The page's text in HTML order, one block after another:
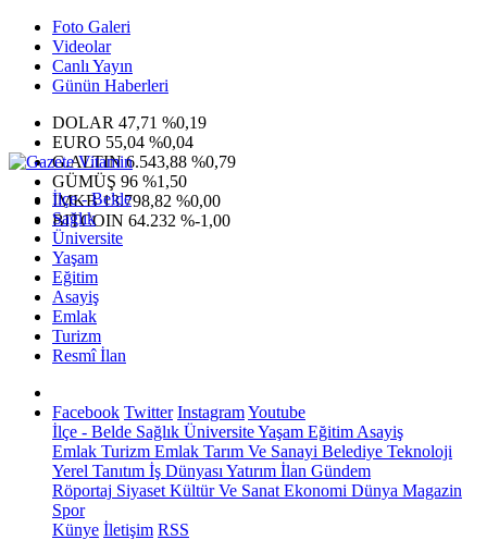
Foto Galeri
Videolar
Canlı Yayın
Günün Haberleri
DOLAR 47,71 %0,19
EURO 55,04 %0,04
G.ALTIN6.543,88 %0,79
GÜMÜŞ 96 %1,50
IMKB13.798,82 %0,00
BITCOIN 64.232 %-1,00
İlçe - Belde
Sağlık
Üniversite
Yaşam
Eğitim
Asayiş
Emlak
Turizm
Resmî İlan
Facebook Twitter InstagramYoutube
İlçe - Belde Sağlık ÜniversiteYaşam Eğitim Asayiş
Emlak Turizm Emlak Tarım Ve Sanayi Belediye Teknoloji
Yerel Tanıtım İş Dünyası Yatırım İlan Gündem
Röportaj Siyaset Kültür Ve Sanat Ekonomi Dünya Magazin
Spor
Künye İletişim RSS